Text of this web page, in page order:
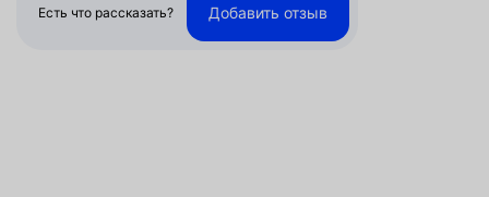
Есть что рассказать? Добавить отзыв